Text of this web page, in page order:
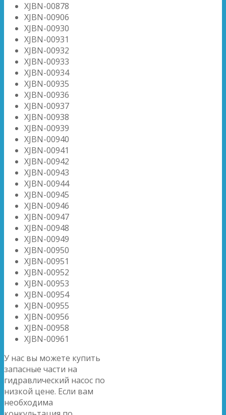
XJBN-00878
XJBN-00906
XJBN-00930
XJBN-00931
XJBN-00932
XJBN-00933
XJBN-00934
XJBN-00935
XJBN-00936
XJBN-00937
XJBN-00938
XJBN-00939
XJBN-00940
XJBN-00941
XJBN-00942
XJBN-00943
XJBN-00944
XJBN-00945
XJBN-00946
XJBN-00947
XJBN-00948
XJBN-00949
XJBN-00950
XJBN-00951
XJBN-00952
XJBN-00953
XJBN-00954
XJBN-00955
XJBN-00956
XJBN-00958
XJBN-00961
У нас вы можете купить
запасные части на
гидравлический насос по
низкой цене. Если вам
необходима